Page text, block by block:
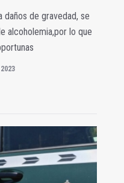
daños de gravedad, se
alcoholemia,por lo que